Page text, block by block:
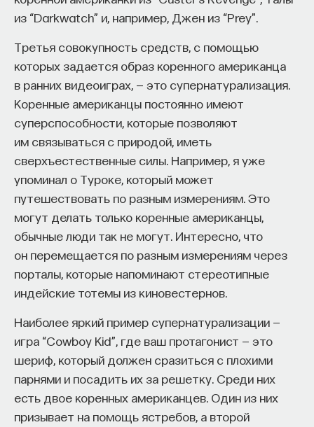
из “Darkwatch” и, например, Джен из “Prey”.
Третья совокупность средств, с помощью
которых задается образ коренного американца
в ранних видеоиграх, — это супернатурализация.
Коренные американцы постоянно имеют
суперспособности, которые позволяют
им связываться с природой, иметь
сверхъестественные силы. Например, я уже
упоминал о Туроке, который может
путешествовать по разным измерениям. Это
могут делать только коренные американцы,
обычные люди так не могут. Интересно, что
он перемещается по разным измерениям через
порталы, которые напоминают стереотипные
индейские тотемы из киновестернов.
Наиболее яркий пример супернатурализации —
игра “Cowboy Kid”, где ваш протагонист — это
шериф, который должен сразиться с плохими
парнями и посадить их за решетку. Среди них
есть двое коренных американцев. Один из них
призывает на помощь ястребов, а второй